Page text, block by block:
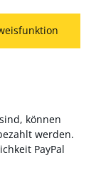
können
werden.
PayPal